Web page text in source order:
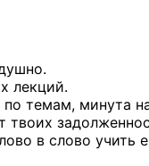
лекций.
темам, минута
твоих
в слово учить